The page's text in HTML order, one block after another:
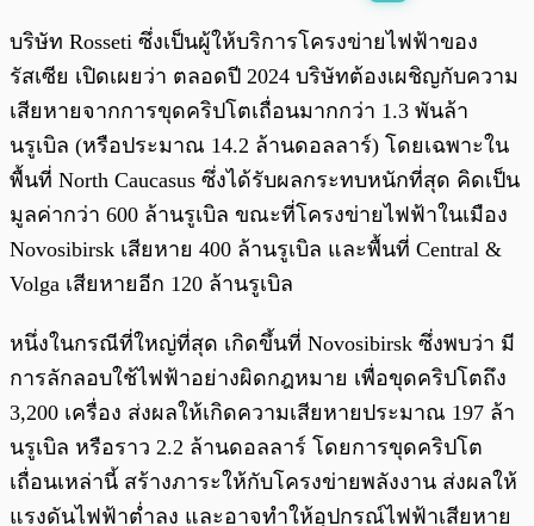
0:00
บริษัท Rosseti ซึ่งเป็นผู้ให้บริการโครงข่ายไฟฟ้าของ
รัสเซีย เปิดเผยว่า ตลอดปี 2024 บริษัทต้องเผชิญกับความ
เสียหายจากการขุดคริปโตเถื่อนมากกว่า 1.3 พันล้า
นรูเบิล (หรือประมาณ 14.2 ล้านดอลลาร์) โดยเฉพาะใน
พื้นที่ North Caucasus ซึ่งได้รับผลกระทบหนักที่สุด คิดเป็น
มูลค่ากว่า 600 ล้านรูเบิล ขณะที่โครงข่ายไฟฟ้าในเมือง
Novosibirsk เสียหาย 400 ล้านรูเบิล และพื้นที่ Central &
Volga เสียหายอีก 120 ล้านรูเบิล
หนึ่งในกรณีที่ใหญ่ที่สุด เกิดขึ้นที่ Novosibirsk ซึ่งพบว่า มี
การลักลอบใช้ไฟฟ้าอย่างผิดกฎหมาย เพื่อขุดคริปโตถึง
3,200 เครื่อง ส่งผลให้เกิดความเสียหายประมาณ 197 ล้า
นรูเบิล หรือราว 2.2 ล้านดอลลาร์ โดยการขุดคริปโต
เถื่อนเหล่านี้ สร้างภาระให้กับโครงข่ายพลังงาน ส่งผลให้
แรงดันไฟฟ้าต่ำลง และอาจทำให้อุปกรณ์ไฟฟ้าเสียหาย